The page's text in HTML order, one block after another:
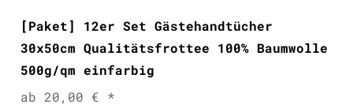
[Paket] 12er Set Gästehandtücher
30x50cm Qualitätsfrottee 100% Baumwolle
500g/qm einfarbig
ab 20,00 € *